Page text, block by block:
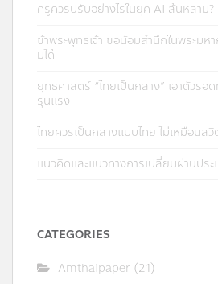
ครูควรปรับอย่างไรในยุค AI ล้นหลาม?
ข้าพระพุทธเจ้า ขอน้อมสำนึกในพระม
มิได้
ยุทธศาสตร์ “ไทยเป็นกลาง” เอาตัวรอ
รุนแรง
ไทยควรเป็นกลางแบบไทย ไม่เหมือนส
แนวคิดและแนวทางการเปลี่ยนผ่านประ
CATEGORIES
Amthaipaper (21)